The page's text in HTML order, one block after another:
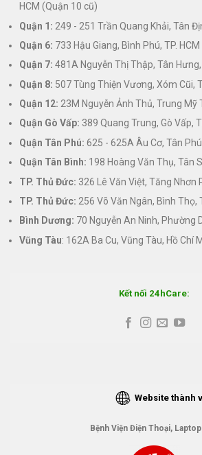
HCM (Quận 10 cũ)
Quận 1: 249 - 251 Trần Quang Khải, Tân
Quận 6: 733 Hậu Giang, Bình Phú, TP. HCM
Quận 7: 481A Nguyễn Thị Thập, Tân Hưng,
Quận 8: 507 Tùng Thiện Vương, Xóm Cũi,
Quận 12: 23M Nguyễn Ảnh Thủ, Trung Mỹ
Quận Gò Vấp: 389 Quang Trung, Gò Vấp,
Quận Tân Phú: 625 - 625A Âu Cơ, Tân
Quận Tân Bình: 198 Hoàng Văn Thụ, Tân
TP. Thủ Đức: 326 Lê Văn Việt, Tăng Nhơn
TP. Thủ Đức: 256 Võ Văn Ngân, Bình Thọ,
Bình Dương: 70 Nguyễn An Ninh, Phường
Vũng Tàu: 162A Ba Cu, Vũng Tàu, Hồ Chí
Kết nối 24hCare:
Website thành
Bệnh Viện Điện Thoại,